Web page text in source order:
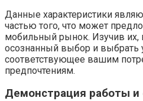
Данные характеристики
частью того, что может
мобильный рынок. Изучив их,
осознанный выбор и выбрать
соответствующее вашим
предпочтениям.
Демонстрация работы и